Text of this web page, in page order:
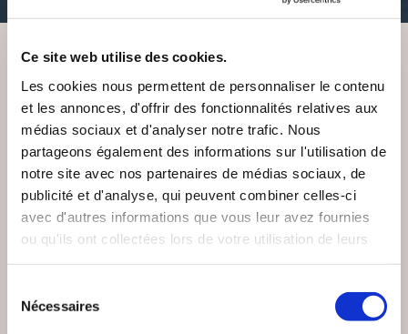
Ce site web utilise des cookies.
Les cookies nous permettent de personnaliser le contenu
et les annonces, d'offrir des fonctionnalités relatives aux
médias sociaux et d'analyser notre trafic. Nous
partageons également des informations sur l'utilisation de
notre site avec nos partenaires de médias sociaux, de
publicité et d'analyse, qui peuvent combiner celles-ci
avec d'autres informations que vous leur avez fournies
ou qu'ils ont collectées lors de votre utilisation de leurs
Nécessaires
VOUS AIMEREZ AUSSI